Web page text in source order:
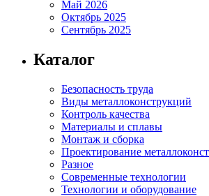
Май 2026
Октябрь 2025
Сентябрь 2025
Каталог
Безопасность труда
Виды металлоконструкций
Контроль качества
Материалы и сплавы
Монтаж и сборка
Проектирование
Разное
Современные технологии
Технологии и оборудование